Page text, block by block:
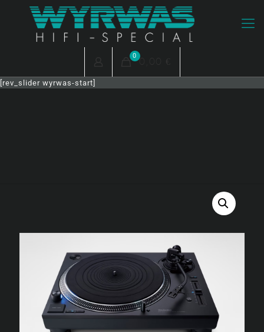
0 0,00 €
[rev_slider wyrwas-start]